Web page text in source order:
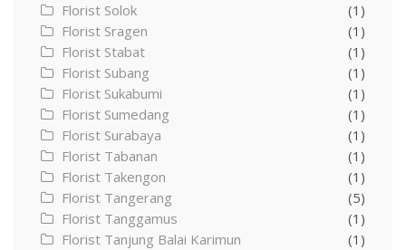
Florist Solok
(1)
Florist Sragen
(1)
Florist Stabat
(1)
Florist Subang
(1)
Florist Sukabumi
(1)
Florist Sumedang
(1)
Florist Surabaya
(1)
Florist Tabanan
(1)
Florist Takengon
(1)
Florist Tangerang
(5)
Florist Tanggamus
(1)
Florist Tanjung Balai Karimun
(1)